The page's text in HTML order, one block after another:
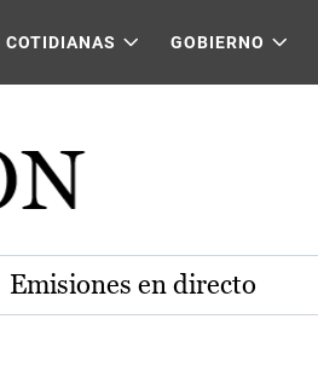
GOBIERNO
Emisiones en directo